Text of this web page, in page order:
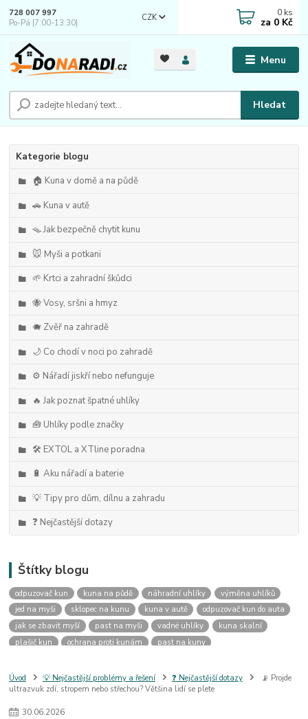
Menu
CZK
Hledat
728 007 997
Po-Pá |7:00-13:30|
0 ks
za 0 Kč
Kategorie blogu
🏠 Kuna v domě a na půdě
🚗 Kuna v autě
🪤 Jak bezpečně chytit kunu
🐭 Myši a potkani
🌱 Krtci a zahradní škůdci
🐝 Vosy, sršni a hmyz
🐗 Zvěř na zahradě
🌙 Co chodí v noci po zahradě
⚙️ Nářadí jiskří nebo nefunguje
🔥 Jak poznat špatné uhlíky
🧰 Uhlíky podle značky
🛠️ EXTOL a XTline poradna
🔋 Aku nářadí a baterie
💡 Tipy pro dům, dílnu a zahradu
❓ Nejčastější dotazy
Štítky blogu
odpuzovač kun kuna na půdě náhradní uhlíky
výměna uhlíků
jed na myši
sklopec na kunu kuna v autě
odpuzovač kun do auta
jak se zbavit myší
past na myši vadné uhlíky
kuna skalní
plašič kun
ochrana proti kunám
past na kuny
past na kunu
myši v domě odpuzovač myší
jak se zbavit vos
odpuzovač vos
likvidace vos pasti na myši kuna
štěnice
štěnice v hotelu
Úvod 💡 Nejčastější problémy a řešení ❓ Nejčastější dotazy
📡 Projde
ultrazvuk zdí, stropem nebo střechou? Většina lidí se plete
30.06.2026